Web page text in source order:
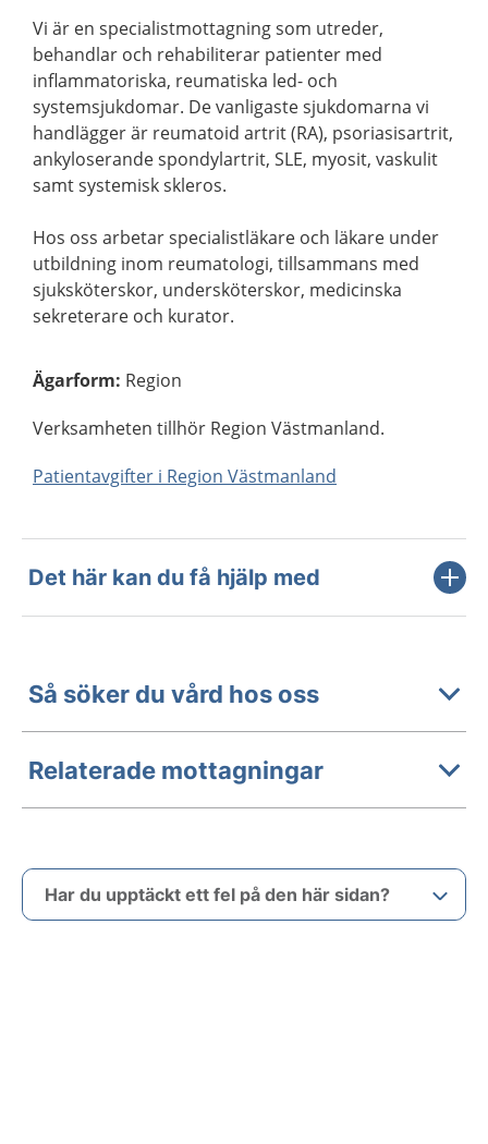
Vi är en specialistmottagning som utreder,
behandlar och rehabiliterar patienter med
inflammatoriska, reumatiska led- och
systemsjukdomar. De vanligaste sjukdomarna vi
handlägger är reumatoid artrit (RA), psoriasisartrit,
ankyloserande spondylartrit, SLE, myosit, vaskulit
samt systemisk skleros.
Hos oss arbetar specialistläkare och läkare under
utbildning inom reumatologi, tillsammans med
sjuksköterskor, undersköterskor, medicinska
sekreterare och kurator.
Ägarform: Region
Verksamheten tillhör Region Västmanland.
Patientavgifter i Region Västmanland
Det här kan du få hjälp med
Så söker du vård hos oss
Relaterade mottagningar
Har du upptäckt ett fel på den här sidan?